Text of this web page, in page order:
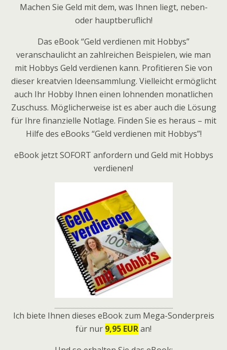
Machen Sie Geld mit dem, was Ihnen liegt, neben-
oder hauptberuflich!
Das eBook “Geld verdienen mit Hobbys”
veranschaulicht an zahlreichen Beispielen, wie man
mit Hobbys Geld verdienen kann. Profitieren Sie von
dieser kreatvien Ideensammlung. Vielleicht ermöglicht
auch Ihr Hobby Ihnen einen lohnenden monatlichen
Zuschuss. Möglicherweise ist es aber auch die Lösung
für Ihre finanzielle Notlage. Finden Sie es heraus – mit
Hilfe des eBooks “Geld verdienen mit Hobbys”!
eBook jetzt SOFORT anfordern und Geld mit Hobbys
verdienen!
Ich biete Ihnen dieses eBook zum Mega-Sonderpreis
für nur 9,95 EURan!